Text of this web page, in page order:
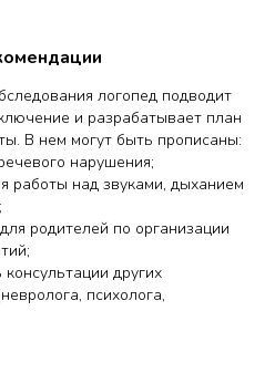
логопед подводит
и разрабатывает план
В нем могут быть прописаны:
нарушения;
работы над звуками, дыханием
родителей по организации
других
психолога,